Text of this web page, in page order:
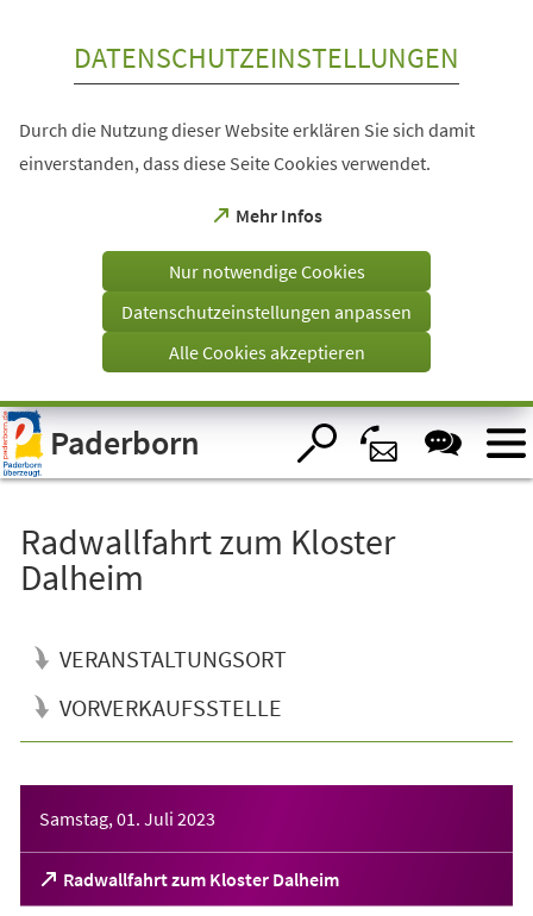
Visuelle
Assistenzsoftware
öffnen.
DATENSCHUTZEINSTELLUNGEN
Durch die Nutzung dieser Website erklären Sie sich damit
einverstanden, dass diese Seite Cookies verwendet.
Mehr Infos
(Öffnet
einem
Tab)
Nur notwendige Cookies
Datenschutzeinstellungen anpassen
Alle Cookies akzeptieren
Paderborn
Radwallfahrt zum Kloster
Dalheim
VERANSTALTUNGSORT
VORVERKAUFSSTELLE
Samstag, 01. Juli 2023
Radwallfahrt zum Kloster Dalheim
(Öffnet
in